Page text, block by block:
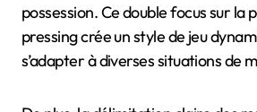
possession. Ce double focus sur la
pressing crée un style de jeu
s’adapter à diverses situations de